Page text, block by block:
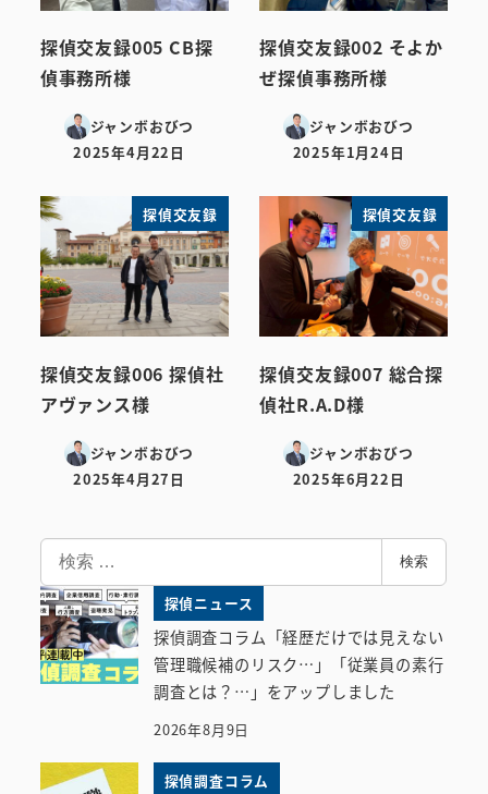
探偵交友録005 CB探
偵事務所様
ジャンボおびつ
投稿日
2025年4月22日
探偵交友録002 そよか
ぜ探偵事務所様
ジャンボおびつ
投稿日
2025年1月24日
探偵交友録
探偵交友録006 探偵社
アヴァンス様
ジャンボおびつ
投稿日
2025年4月27日
探偵交友録
探偵交友録007 総合探
偵社R.A.D様
ジャンボおびつ
投稿日
2025年6月22日
検
索
検索
探偵ニュース
探偵調査コラム「経歴だけでは見えない
管理職候補のリスク…」「従業員の素行
調査とは？…」をアップしました
2026年8月9日
探偵調査コラム